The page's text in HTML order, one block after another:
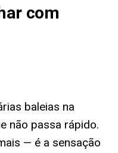
com
baleias na
não passa rápido.
— é a sensação